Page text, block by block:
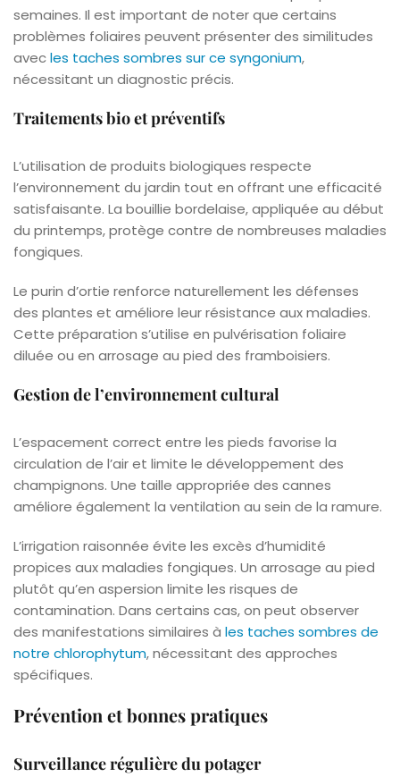
semaines. Il est important de noter que certains
problèmes foliaires peuvent présenter des similitudes
avecles taches sombres sur ce syngonium,
nécessitant un diagnostic précis.
Traitements bio et préventifs
L’utilisation de produits biologiques respecte
l’environnement du jardin tout en offrant une efficacité
satisfaisante. La bouillie bordelaise, appliquée au début
du printemps, protège contre de nombreuses maladies
fongiques.
Le purin d’ortie renforce naturellement les défenses
des plantes et améliore leur résistance aux maladies.
Cette préparation s’utilise en pulvérisation foliaire
diluée ou en arrosage au pied des framboisiers.
Gestion de l’environnement cultural
L’espacement correct entre les pieds favorise la
circulation de l’air et limite le développement des
champignons. Une taille appropriée des cannes
améliore également la ventilation au sein de la ramure.
L’irrigation raisonnée évite les excès d’humidité
propices aux maladies fongiques. Un arrosage au pied
plutôt qu’en aspersion limite les risques de
contamination. Dans certains cas, on peut observer
des manifestations similaires à les taches sombres de
notre chlorophytum, nécessitant des approches
spécifiques.
Prévention et bonnes pratiques
Surveillance régulière du potager